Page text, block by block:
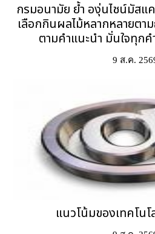
กรมอนามัย ย้ำ องุ่นไชน์มัส
เลือกกินผลไม้หลากหลายตา
ตามคำแนะนำ มั่นใจทุก
9 ส.ค.
แนวโน้มของเทคโน